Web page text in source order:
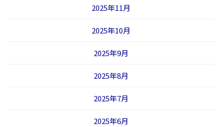
2025年11月
2025年10月
2025年9月
2025年8月
2025年7月
2025年6月